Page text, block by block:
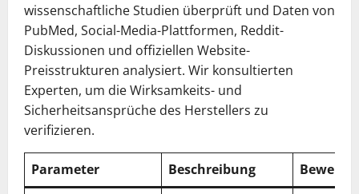
wissenschaftliche Studien überprüft und Daten von
PubMed, Social-Media-Plattformen, Reddit-
Diskussionen und offiziellen Website-
Preisstrukturen analysiert. Wir konsultierten
Experten, um die Wirksamkeits- und
Sicherheitsansprüche des Herstellers zu
verifizieren.
Parameter Beschreibung